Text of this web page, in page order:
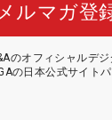
ルマガ登
のオフィシャルデ
の日本公式サイト